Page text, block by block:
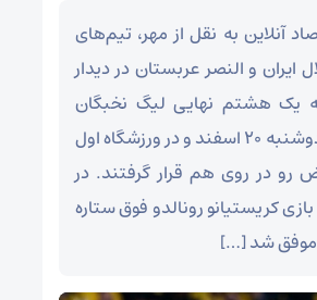
آنلاین به نقل از مهر، تیم‌های
ایران و النصر عربستان در دیدار
یک هشتم نهایی لیگ نخبگان
آسیا شامگاه دوشنبه ۲۰ اسفند و در ورزشگاه اول
رو در روی هم قرار گرفتند. در
۲۷ این بازی کریستیانو رونالدو فوق ستاره
موفق شد […]